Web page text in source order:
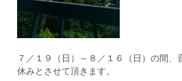
７／１９（日）～８／１６（日）の間、
休みとさせて頂きます。